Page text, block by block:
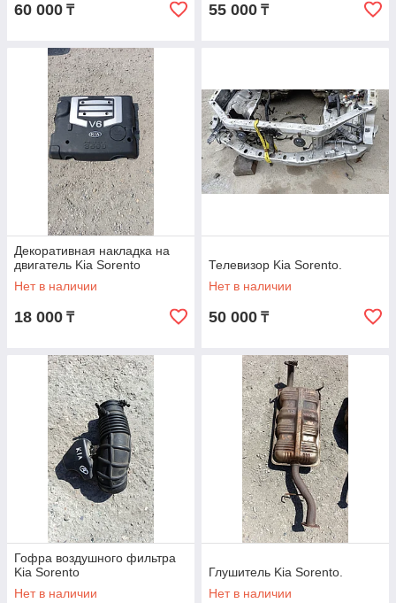
60 000 ₸ 55 000 ₸
Декоративная накладка на
двигатель Kia Sorento
Нет в наличии
18 000 ₸
Телевизор Kia Sorento.
Нет в наличии
50 000 ₸
Гофра воздушного фильтра
Kia Sorento
Нет в наличии
Глушитель Kia Sorento.
Нет в наличии